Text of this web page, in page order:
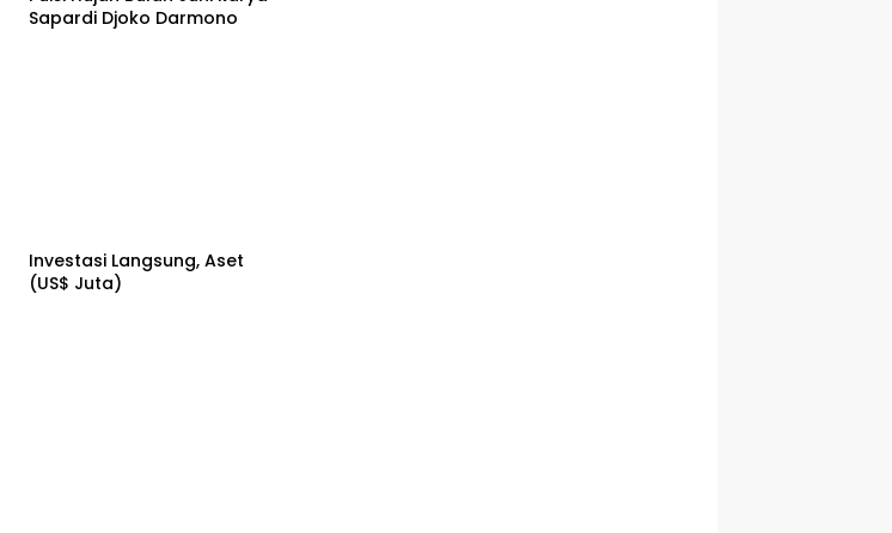
Sapardi Djoko Darmono
Investasi Langsung, Aset
(US$ Juta)